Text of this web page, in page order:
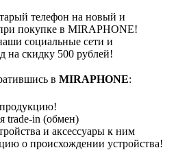
телефон на новый и
покупке в MIRAPHONE!
социальные сети и
на скидку 500 рублей!
в MIRAPHONE:
trade-in (обмен)
и аксессуары к ним
о происхождении устройства!